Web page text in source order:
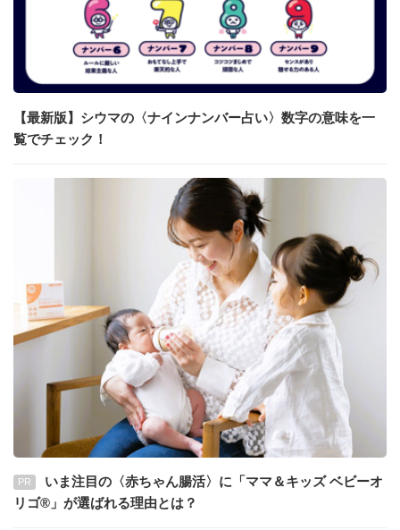
【最新版】シウマの〈ナインナンバー占い〉数字の意味を一
覧でチェック！
PR
いま注目の〈赤ちゃん腸活〉に「ママ＆キッズ ベビーオ
リゴ®」が選ばれる理由とは？